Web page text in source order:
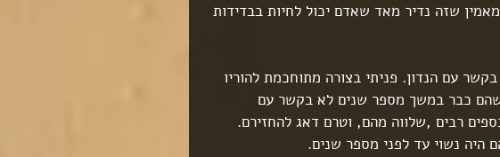
שזה נדיר מאד שאדם יכול לחיות בבדידות
עם הנדון. פניתי בצורה מתוחכמת להוריו
כבר במשך מספר שנים לא בקשר עם
רבים ,שלווה מהם, וטרם דאג להחזירם.
היה נשוי עד לפני מספר שנים.